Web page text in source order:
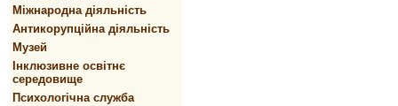
Міжнародна діяльність
Антикорупційна діяльність
Музей
Інклюзивне освітнє
середовище
Психологічна служба